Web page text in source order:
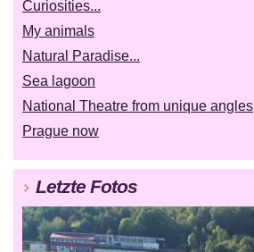
Curiosities...
My animals
Natural Paradise...
Sea lagoon
National Theatre from unique angles
Prague now
Letzte Fotos